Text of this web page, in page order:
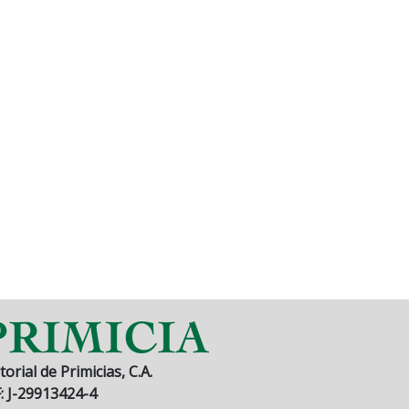
de Primicias, C.A.
J-29913424-4